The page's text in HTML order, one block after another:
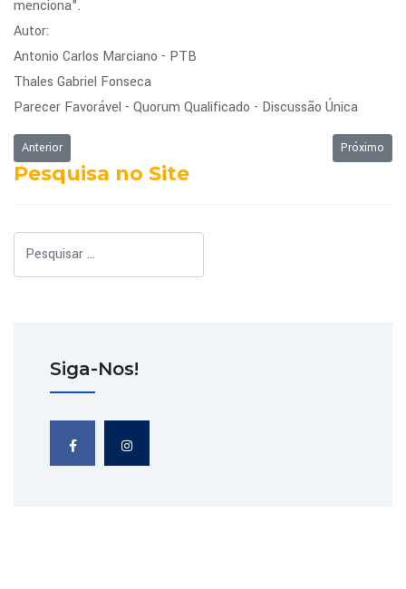
menciona".
Autor:
Antonio Carlos Marciano - PTB
Thales Gabriel Fonseca
Parecer Favorável - Quorum Qualificado - Discussão Única
Artigo anterior: Ordem do Dia da Sessão Ordinária de 19/05/2014
Anterior Próximo
Próximo
Pesquisa no Site
Siga-Nos!